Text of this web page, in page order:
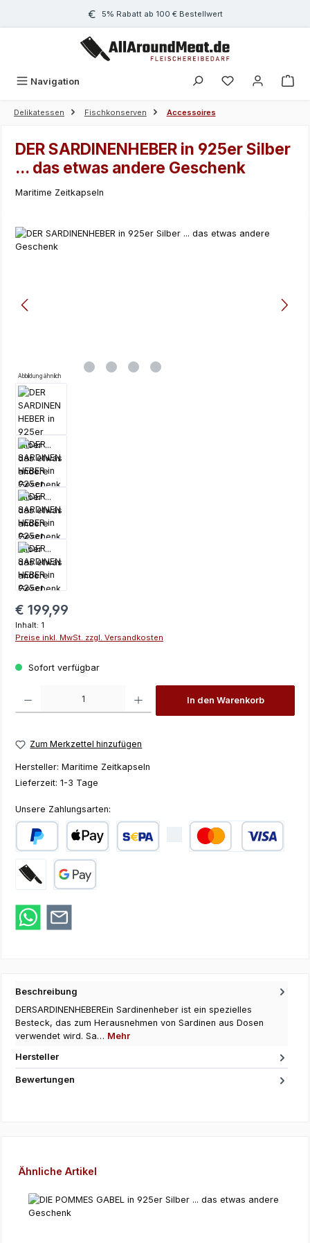
Zum Hauptinhalt springen5% Rabatt ab 100 € Bestellwert
Navigation
Delikatessen Fischkonserven Accessoires
DER SARDINENHEBER in 925er Silber
... das etwas andere Geschenk
Maritime Zeitkapseln
Bildergalerie überspringen
Abbildung ähnlich
Regulärer Preis:
€ 199,99
Inhalt: 1
Preise inkl. MwSt. zzgl. Versandkosten
Sofort verfügbar
In den Warenkorb
Zum Merkzettel hinzufügen
Hersteller: Maritime Zeitkapseln
Lieferzeit: 1-3 Tage
Unsere Zahlungsarten:
PayPal Apple Pay
Beschreibung
DERSARDINENHEBEREin Sardinenheber ist ein spezielles
Besteck, das zum Herausnehmen von Sardinen aus Dosen
verwendet wird. Sa… Mehr
Hersteller
Bewertungen
Produktgalerie überspringen
Ähnliche Artikel